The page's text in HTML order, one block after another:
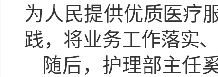
为人民提供优质医疗
践，将业务工作落实
随后，护理部主任